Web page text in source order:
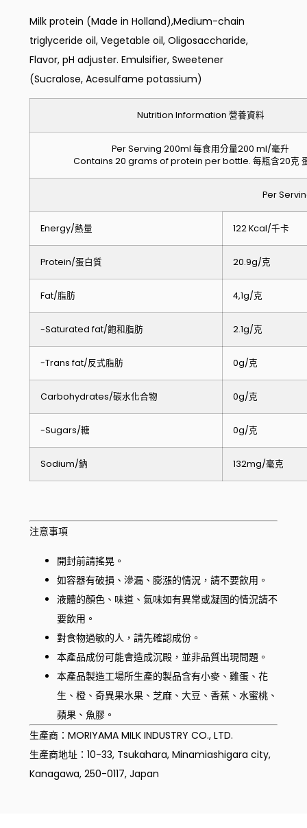
Milk protein (Made in Holland),Medium-chain
triglyceride oil, Vegetable oil, Oligosaccharide,
Flavor, pH adjuster. Emulsifier, Sweetener
(Sucralose, Acesulfame potassium)
Nutrition Information 營養資料
Per Serving 200ml 每食用分量200 ml/毫升
Contains 20 grams of protein per bottle. 每瓶含20克
Per
Energy/熱量 122 Kcal/千卡
Protein/蛋白質 20.9g/克
Fat/脂肪 4,1g/克
-Saturated fat/飽和脂肪 2.1g/克
-Trans fat/反式脂肪 0g/克
Carbohydrates/碳水化合物 0g/克
-Sugars/糖 0g/克
Sodium/鈉 132mg/毫克
注意事項
開封前請搖晃。
如容器有破損、滲漏、膨漲的情況，請不要飲用。
液體的顏色、味道、氣味如有異常或凝固的情況請不
要飲用。
對食物過敏的人，請先確認成份。
本產品成份可能會造成沉殿，並非品質出現問題。
本產品製造工場所生產的製品含有小麥、雞蛋、花
生、橙、奇異果水果、芝麻、大豆、香蕉、水蜜桃、
蘋果、魚膠。
生產商：MORIYAMA MILK INDUSTRY CO., LTD.
生產商地址：10-33, Tsukahara, Minamiashigara city,
Kanagawa, 250-0117, Japan